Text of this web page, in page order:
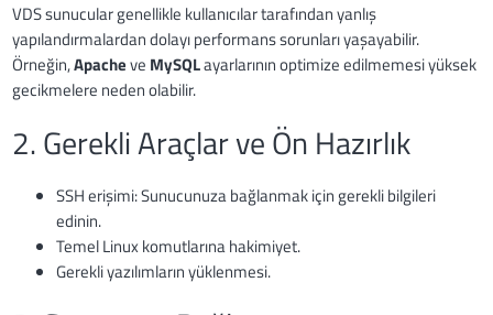
VDS sunucular genellikle kullanıcılar tarafından yanlış
yapılandırmalardan dolayı performans sorunları yaşayabilir.
Örneğin,Apacheve MySQLayarlarının optimize edilmemesi yüksek
gecikmelere neden olabilir.
2. Gerekli Araçlar ve Ön Hazırlık
SSH erişimi: Sunucunuza bağlanmak için gerekli bilgileri
edinin.
Temel Linux komutlarına hakimiyet.
Gerekli yazılımların yüklenmesi.